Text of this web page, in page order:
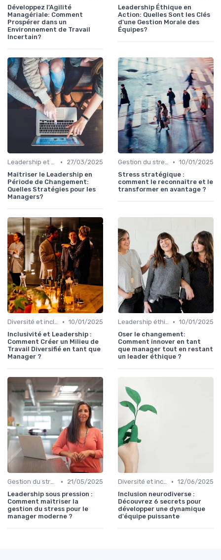
Développez l'Agilité
Managériale: Comment
Prospérer dans un
Environnement de Travail
Incertain?
Leadership Éthique en
Action: Quelles Sont les Clés
d'une Gestion Morale des
Équipes?
Leadership et changement •
27/03/2025
Maîtriser le Leadership en
Période de Changement:
Quelles Stratégies pour les
Managers?
Gestion du stress • 10/01/2025
Stress stratégique :
comment le reconnaître et le
transformer en avantage ?
Diversité et inclusion • 10/01/2025
Inclusivité et Leadership :
Comment Créer un Milieu de
Travail Diversifié en tant que
Manager ?
Leadership éthique • 10/01/2025
Oser le changement:
Comment innover en tant
que manager tout en restant
un leader éthique ?
Gestion du stress •
21/05/2025
Leadership sous pression :
Comment maîtriser la
gestion du stress pour le
manager moderne ?
Diversité et inclusion • 12/06/2025
Inclusion neurodiverse :
Découvrez 6 secrets pour
développer une dynamique
d'équipe puissante